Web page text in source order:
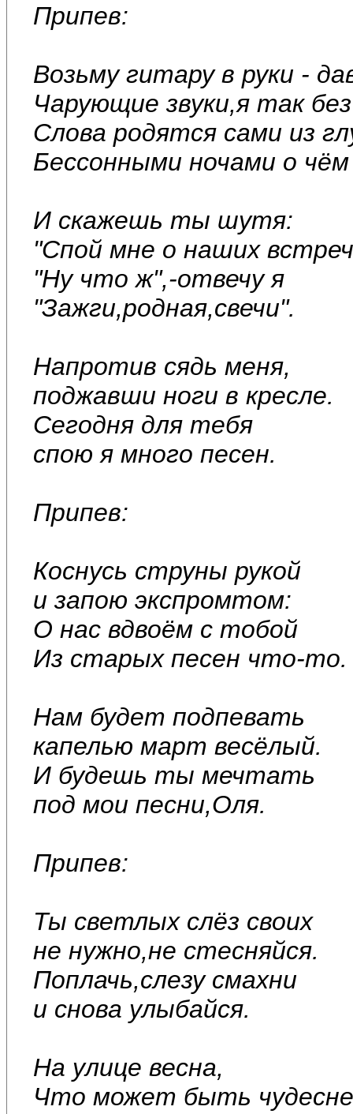
Припев:
Возьму гитару в руки -
Чарующие звуки,я так
Слова родятся сами из
Бессонными ночами о
И скажешь ты шутя:
"Спой мне о наших
"Ну что ж",-отвечу я
"Зажги,родная,свечи".
Напротив сядь меня,
поджавши ноги в кресле.
Сегодня для тебя
спою я много песен.
Припев:
Коснусь струны рукой
и запою экспромтом:
О нас вдвоём с тобой
Из старых песен что-то.
Нам будет подпевать
капелью март весёлый.
И будешь ты мечтать
под мои песни,Оля.
Припев:
Ты светлых слёз своих
не нужно,не стесняйся.
Поплачь,слезу смахни
и снова улыбайся.
На улице весна,
Что может быть